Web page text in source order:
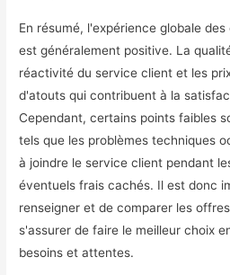
En résumé, l'expérience globale
est généralement positive. La
réactivité du service client et les
d'atouts qui contribuent à la
Cependant, certains points faibles
tels que les problèmes techniques
à joindre le service client pendant
éventuels frais cachés. Il est donc
renseigner et de comparer les
s'assurer de faire le meilleur choix
besoins et attentes.